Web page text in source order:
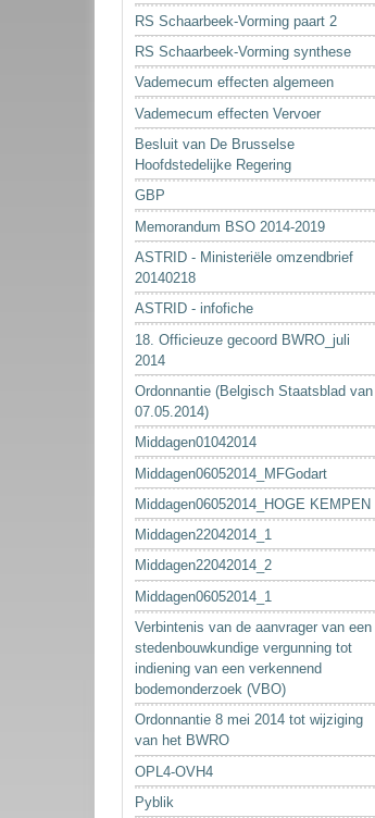
RS Schaarbeek-Vorming paart 2
RS Schaarbeek-Vorming synthese
Vademecum effecten algemeen
Vademecum effecten Vervoer
Besluit van De Brusselse
Hoofdstedelijke Regering
GBP
Memorandum BSO 2014-2019
ASTRID - Ministeriële omzendbrief
20140218
ASTRID - infofiche
18. Officieuze gecoord BWRO_juli
2014
Ordonnantie (Belgisch Staatsblad van
07.05.2014)
Middagen01042014
Middagen06052014_MFGodart
Middagen06052014_HOGE KEMPEN
Middagen22042014_1
Middagen22042014_2
Middagen06052014_1
Verbintenis van de aanvrager van een
stedenbouwkundige vergunning tot
indiening van een verkennend
bodemonderzoek (VBO)
Ordonnantie 8 mei 2014 tot wijziging
van het BWRO
OPL4-OVH4
Pyblik